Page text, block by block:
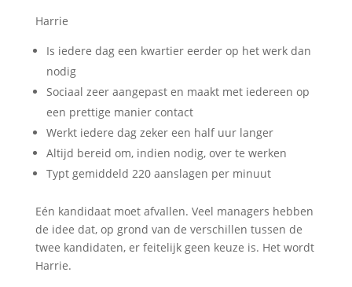
Harrie
Is iedere dag een kwartier eerder op het werk dan
nodig
Sociaal zeer aangepast en maakt met iedereen op
een prettige manier contact
Werkt iedere dag zeker een half uur langer
Altijd bereid om, indien nodig, over te werken
Typt gemiddeld 220 aanslagen per minuut
Eén kandidaat moet afvallen. Veel managers hebben
de idee dat, op grond van de verschillen tussen de
twee kandidaten, er feitelijk geen keuze is. Het wordt
Harrie.